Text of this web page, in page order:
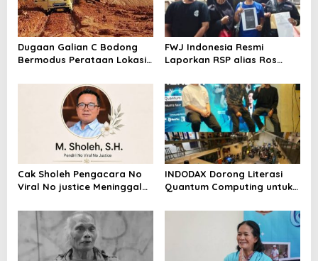
Dugaan Galian C Bodong
Bermodus Perataan Lokasi
Riau Akan Tinjauan Lokasi
FWJ Indonesia Resmi
Laporkan RSP alias Ros
Cak Sholeh Pengacara No
Viral No justice Meninggal
INDODAX Dorong Literasi
Quantum Computing untuk
Blockchain